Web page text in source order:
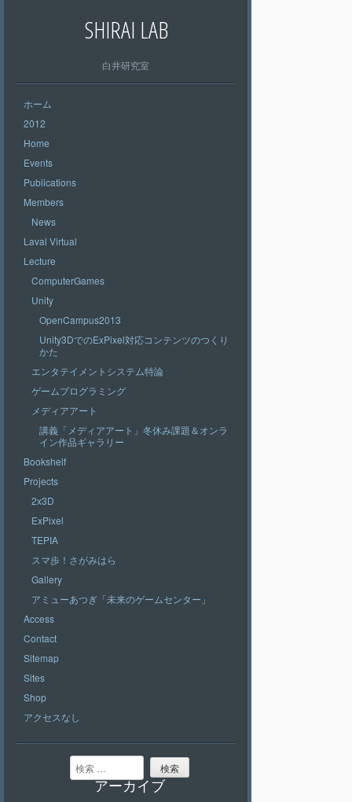
SHIRAI LAB
白井研究室
ホーム
2012
Home
Events
Publications
Members
News
Laval Virtual
Lecture
ComputerGames
Unity
OpenCampus2013
Unity3DでのExPixel対応コンテンツのつくり
かた
エンタテイメントシステム特論
ゲームプログラミング
メディアアート
講義「メディアアート」冬休み課題＆オンラ
イン作品ギャラリー
Bookshelf
Projects
2x3D
ExPixel
TEPIA
スマ歩！さがみはら
Gallery
アミューあつぎ「未来のゲームセンター」
Access
Contact
Sitemap
Sites
Shop
アクセスなし
検索
アーカイブ